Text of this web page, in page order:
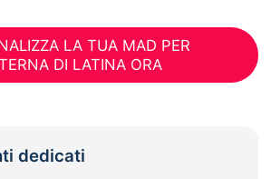
LA TUA MAD PER
DI LATINA ORA
dedicati